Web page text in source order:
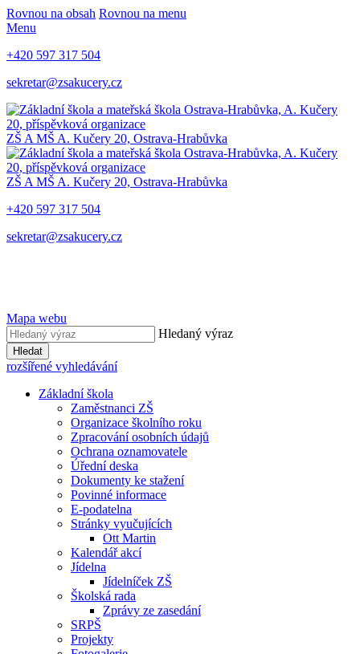
Rovnou na obsah Rovnou na menu
Menu
+420 597 317 504
sekretar@zsakucery.cz
ZŠ A MŠ A. Kučery 20, Ostrava-Hrabůvka
ZŠ A MŠ A. Kučery 20, Ostrava-Hrabůvka
+420 597 317 504
sekretar@zsakucery.cz
Mapa webu
Hledaný výraz
Hledat
rozšířené vyhledávání
Základní škola
Zaměstnanci ZŠ
Organizace školního roku
Zpracování osobních údajů
Ochrana oznamovatele
Úřední deska
Dokumenty ke stažení
Povinné informace
E-podatelna
Stránky vyučujících
Ott Martin
Kalendář akcí
Jídelna
Jídelníček ZŠ
Školská rada
Zprávy ze zasedání
SRPŠ
Projekty